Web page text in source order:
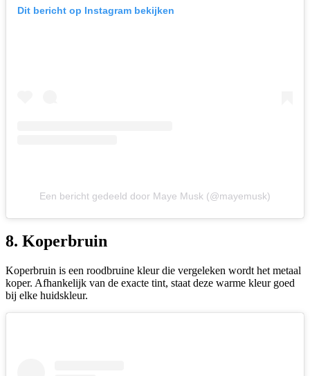
Dit bericht op Instagram bekijken
Een bericht gedeeld door Maye Musk (@mayemusk)
8. Koperbruin
Koperbruin is een roodbruine kleur die vergeleken wordt het metaal
koper. Afhankelijk van de exacte tint, staat deze warme kleur goed
bij elke huidskleur.